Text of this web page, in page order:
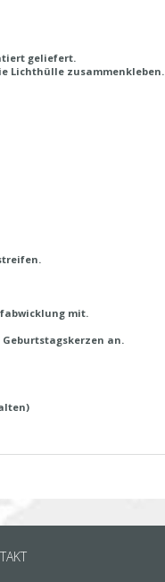
geliefert.
Lichthülle zusammenkleben.
mit.
an.